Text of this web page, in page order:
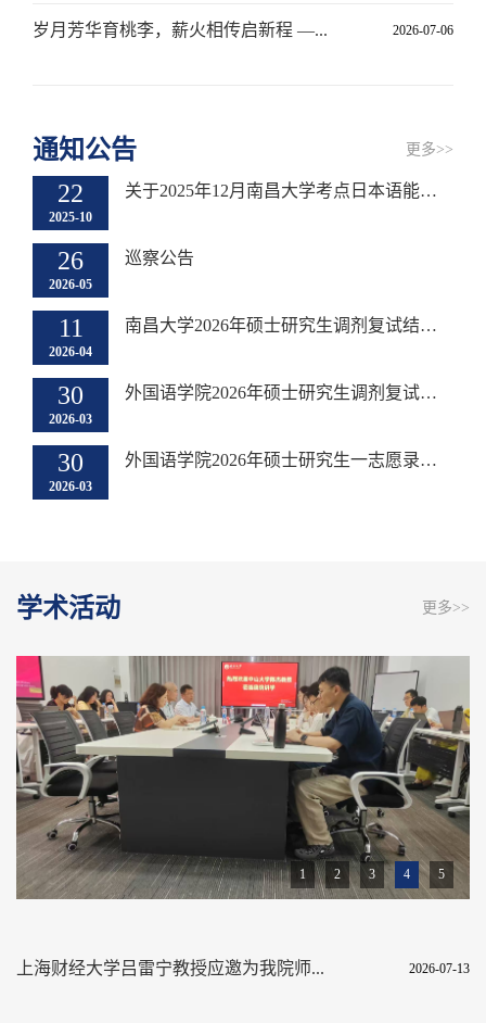
岁月芳华育桃李，薪火相传启新程 —... 2026-07-06
通知公告 更多>>
22
2025-10
关于2025年12月南昌大学考点日本语能力测试成绩证书领取的通知
26
2026-05
巡察公告
11
2026-04
南昌大学2026年硕士研究生调剂复试结果公示
30
2026-03
外国语学院2026年硕士研究生调剂复试录取实施细则
30
2026-03
外国语学院2026年硕士研究生一志愿录取结果公示
学术活动 更多>>
1 2 3 4 5
上海财经大学吕雷宁教授应邀为我院师... 2026-07-13